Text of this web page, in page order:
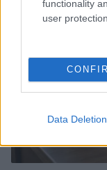
functionality
user protection.
Data Deletion